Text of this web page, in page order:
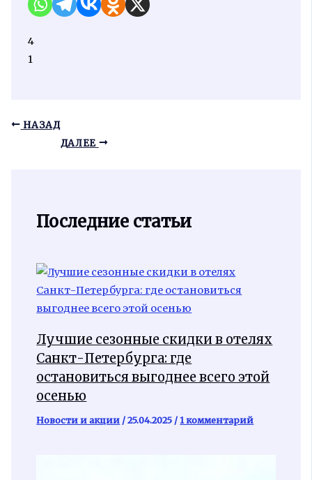
4
1
НАЗАД
ДАЛЕЕ
Последние статьи
Лучшие сезонные скидки в отелях
Санкт-Петербурга: где
остановиться выгоднее всего этой
осенью
Новости и акции /25.04.2025 /1 комментарий